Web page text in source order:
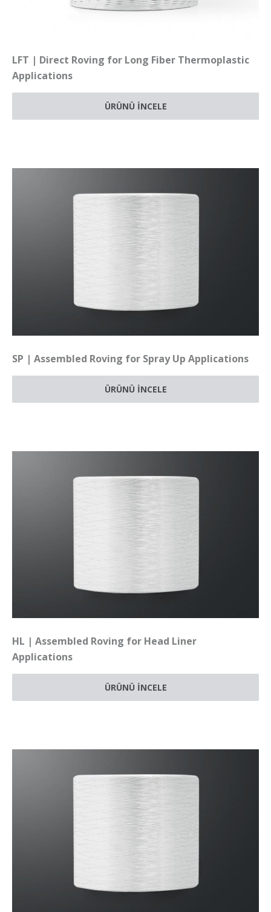
LFT | Direct Roving for Long Fiber Thermoplastic
Applications
ÜRÜNÜ İNCELE
SP | Assembled Roving for Spray Up Applications
ÜRÜNÜ İNCELE
HL | Assembled Roving for Head Liner
Applications
ÜRÜNÜ İNCELE